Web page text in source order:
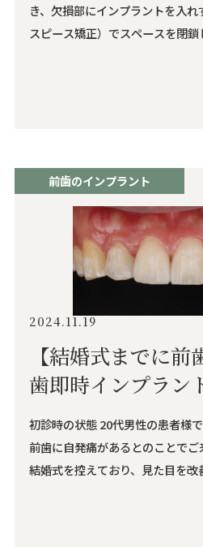
き、欠損部にインプラントを入
スピース矯正）でスペースを閉
ト」ではなく、年齢・骨格・歯
えて、複数の選択肢から最小侵
前歯のインプラント
2024.11.19
【結婚式までに
歯即時インプラン
初診時の状態 20代男性の患者様
前歯に自発痛があるとのことでご
結婚式を控えており、見た目を
下のことが分かりました： 治療
希望を考慮し、以下の計画を立